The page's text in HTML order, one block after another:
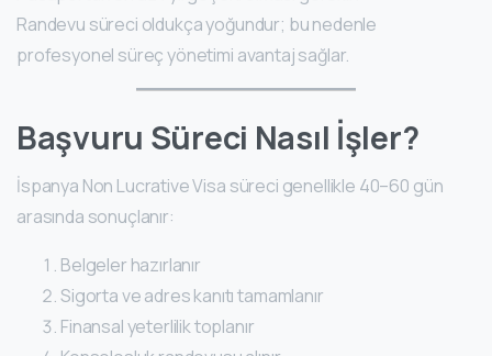
Randevu süreci oldukça yoğundur; bu nedenle
profesyonel süreç yönetimi avantaj sağlar.
Başvuru Süreci Nasıl İşler?
İspanya Non Lucrative Visa süreci genellikle 40–60 gün
arasında sonuçlanır:
Belgeler hazırlanır
Sigorta ve adres kanıtı tamamlanır
Finansal yeterlilik toplanır